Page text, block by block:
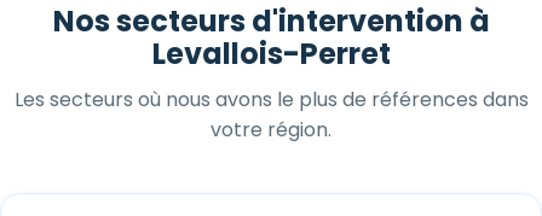
Nos secteurs d'intervention à
Levallois-Perret
Les secteurs où nous avons le plus de références dans
votre région.